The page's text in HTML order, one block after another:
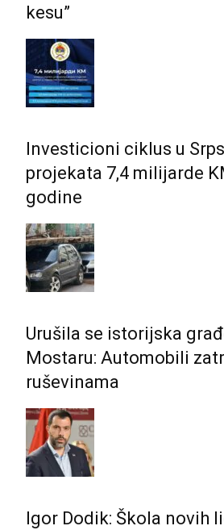
kesu”
Investicioni ciklus u
projekata 7,4 milijarde
godine
Urušila se istorijska
Mostaru: Automobili
ruševinama
Igor Dodik: Škola novih